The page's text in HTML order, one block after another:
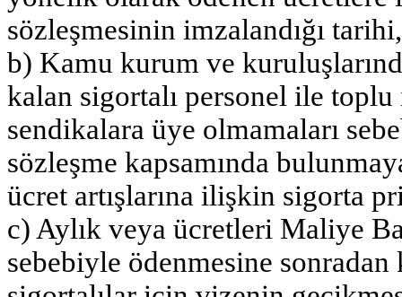
sözleşmesinin imzalandığı tarihi,
b) Kamu kurum ve
kalan sigortalı personel ile
sendikalara üye olmamaları
sözleşme kapsamında
ücret artışlarına ilişkin sigorta
c) Aylık veya ücretleri Maliye
sebebiyle ödenmesine